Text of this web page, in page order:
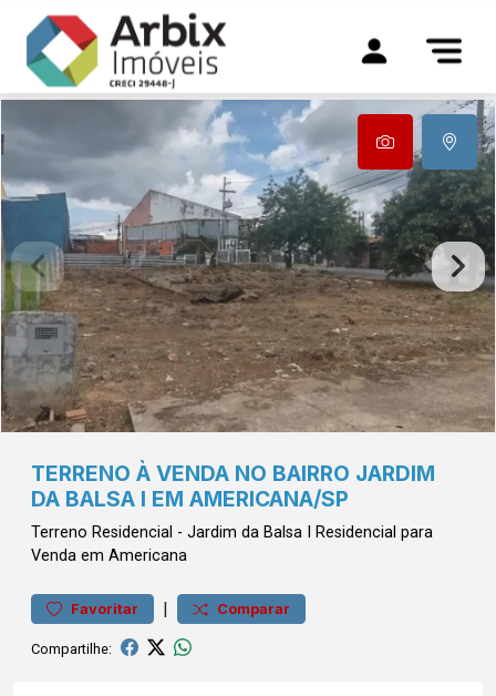
TERRENO À VENDA NO BAIRRO JARDIM
DA BALSA I EM AMERICANA/SP
Terreno Residencial - Jardim da Balsa I
Residencial para
Venda em Americana
Favoritar | Comparar
Compartilhe: